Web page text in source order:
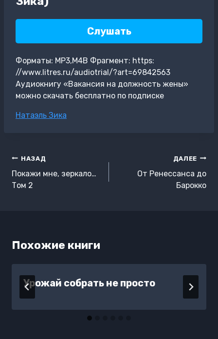
Слушать
Форматы: MP3,M4B Фрагмент: https:
//www.litres.ru/audiotrial/?art=69842563
Аудиокнигу «Вакансия на должность жены»
можно скачать бесплатно по подписке
Метки
Натаэль Зика
Навигация
по
записям
НАЗАД
Покажи мне, зеркало…
Том 2
ДАЛЕЕ
От Ренессанса до
Барокко
Похожие книги
Урожай собрать не просто